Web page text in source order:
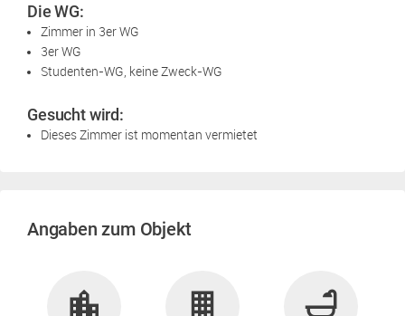
Die WG:
Zimmer in 3er WG
3er WG
Studenten-WG, keine Zweck-WG
Gesucht wird:
Dieses Zimmer ist momentan vermietet
Angaben zum Objekt